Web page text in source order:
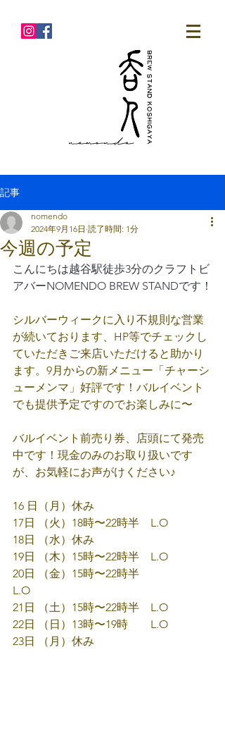
記事
今週の予定
nomendo
2024年9月16日 読了時間: 1分
こんにちは越谷駅徒歩3分のクラフトビ
アバーNOMENDO BREW STANDです！
シルバーウィークに入り不規則な営業
が続いております、HP等でチェックし
ていただきご来店いただけると助かり
ます。9月からの新メニュー「チャーシ
ューメンマ」好評です！バルイベント
でも提供予定ですのでお楽しみに〜
バルイベント前売り券、店頭にて発売
中です！現金のみのお取り扱いです
が、お気軽にお声がけください♪
16 日（月）休み
17日 （火）18時〜22時半　L.O
18日 （水）休み
19日 （木）15時〜22時半　L.O
20日 （金）15時〜22時半
L.O
21日 （土）15時〜22時半　L.O
22日 （日）13時〜19時　　L.O
23日 （月）休み